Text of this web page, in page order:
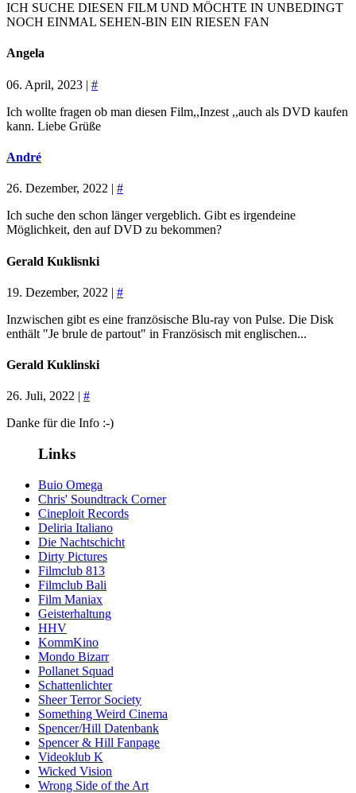
ICH SUCHE DIESEN FILM UND MÖCHTE IN UNBEDINGT
NOCH EINMAL SEHEN-BIN EIN RIESEN FAN
Angela
06. April, 2023 | #
Ich wollte fragen ob man diesen Film,,Inzest ,,auch als DVD kaufen
kann. Liebe Grüße
André
26. Dezember, 2022 | #
Ich suche den schon länger vergeblich. Gibt es irgendeine
Möglichkeit, den auf DVD zu bekommen?
Gerald Kuklisnki
19. Dezember, 2022 | #
Inzwischen gibt es eine französische Blu-ray von Pulse. Die Disk
enthält "Je brule de partout" in Französisch mit englischen...
Gerald Kuklinski
26. Juli, 2022 | #
Danke für die Info :-)
Links
Buio Omega
Chris' Soundtrack Corner
Cineploit Records
Deliria Italiano
Die Nachtschicht
Dirty Pictures
Filmclub 813
Filmclub Bali
Film Maniax
Geisterhaltung
HHV
KommKino
Mondo Bizarr
Pollanet Squad
Schattenlichter
Sheer Terror Society
Something Weird Cinema
Spencer/Hill Datenbank
Spencer & Hill Fanpage
Videoklub K
Wicked Vision
Wrong Side of the Art